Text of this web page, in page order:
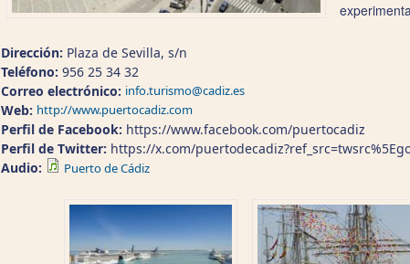
Dirección: Plaza de Sevilla, s/n
Teléfono: 956 25 34 32
Correo electrónico: info.turismo@cadiz.es
Web: http://www.puertocadiz.com
Perfil de Facebook: https://www.facebook.com/puertocadiz
Perfil de Twitter: https://x.com/
Audio:
Puerto de Cádiz